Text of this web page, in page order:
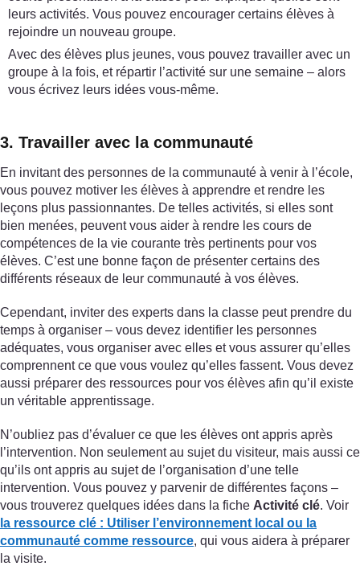
leurs activités. Vous pouvez encourager certains élèves à
rejoindre un nouveau groupe.
Avec des élèves plus jeunes, vous pouvez travailler avec un
groupe à la fois, et répartir l’activité sur une semaine – alors
vous écrivez leurs idées vous-même.
3. Travailler avec la communauté
En invitant des personnes de la communauté à venir à l’école,
vous pouvez motiver les élèves à apprendre et rendre les
leçons plus passionnantes. De telles activités, si elles sont
bien menées, peuvent vous aider à rendre les cours de
compétences de la vie courante très pertinents pour vos
élèves. C’est une bonne façon de présenter certains des
différents réseaux de leur communauté à vos élèves.
Cependant, inviter des experts dans la classe peut prendre du
temps à organiser – vous devez identifier les personnes
adéquates, vous organiser avec elles et vous assurer qu’elles
comprennent ce que vous voulez qu’elles fassent. Vous devez
aussi préparer des ressources pour vos élèves afin qu’il existe
un véritable apprentissage.
N’oubliez pas d’évaluer ce que les élèves ont appris après
l’intervention. Non seulement au sujet du visiteur, mais aussi ce
qu’ils ont appris au sujet de l’organisation d’une telle
intervention. Vous pouvez y parvenir de différentes façons –
vous trouverez quelques idées dans la fiche Activité clé. Voir
la ressource clé : Utiliser l’environnement local ou la
communauté comme ressource, qui vous aidera à préparer
la visite.